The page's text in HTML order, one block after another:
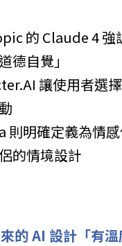
的 Claude 4 強
德自覺」
讓使用者選
則明確定義為情
的情境設計
的 AI 設計「有